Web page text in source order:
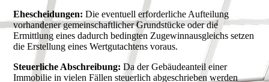
Ehescheidungen: Die eventuell erforderliche Aufteilung
vorhandener gemeinschaftlicher Grundstücke oder die
Ermittlung eines dadurch bedingten Zugewinnausgleichs setzen
die Erstellung eines Wertgutachtens voraus.
Steuerliche Abschreibung: Da der Gebäudeanteil einer
Immobilie in vielen Fällen steuerlich abgeschrieben werden